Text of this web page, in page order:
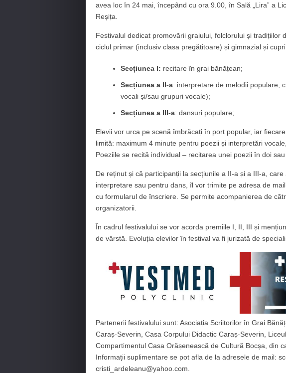
avea loc în 24 mai, începând cu ora 9.00, în Sală „Lira” a
Reșița.
Festivalul dedicat promovării graiului, folclorului și tradițiilor
ciclul primar (inclusiv clasa pregătitoare) și gimnazial și
Secțiunea I: recitare în grai bănățean;
Secțiunea a II-a: interpretare de melodii populare,
vocali și/sau grupuri vocale);
Secțiunea a III-a: dansuri populare;
Elevii vor urca pe scenă îmbrăcați în port popular, iar
limită: maximum 4 minute pentru poezii și interpretări
Poeziile se recită individual – recitarea unei poezii în doi
De reținut și că participanții la secțiunile a II-a și a III-a,
interpretare sau pentru dans, îl vor trimite pe adresa de
cu formularul de înscriere. Se permite acompanierea de
organizatorii.
În cadrul festivalului se vor acorda premiile I, II, III și
de vârstă. Evoluția elevilor în festival va fi jurizată de
Partenerii festivalului sunt: Asociația Scriitorilor în Grai
Caraș-Severin, Casa Corpului Didactic Caraș-Severin,
Compartimentul Casa Orășenească de Cultură Bocșa, din
Informații suplimentare se pot afla de la adresele de mail:
cristi_ardeleanu@yahoo.com.